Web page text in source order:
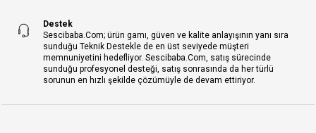
Destek
Sescibaba.Com; ürün gamı, güven ve kalite anlayışının yanı sıra
sunduğu Teknik Destekle de en üst seviyede müşteri
memnuniyetini hedefliyor. Sescibaba.Com, satış sürecinde
sunduğu profesyonel desteği, satış sonrasında da her türlü
sorunun en hızlı şekilde çözümüyle de devam ettiriyor.